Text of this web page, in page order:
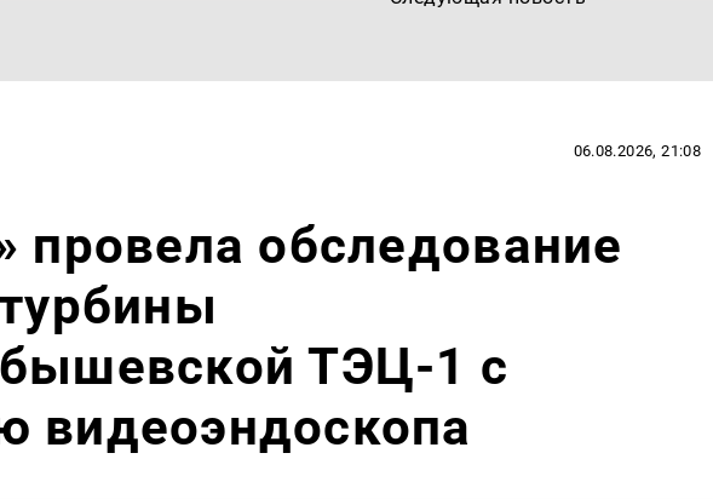
06.08.2026, 21:08
провела обследование
ТЭЦ-1 с
видеоэндоскопа